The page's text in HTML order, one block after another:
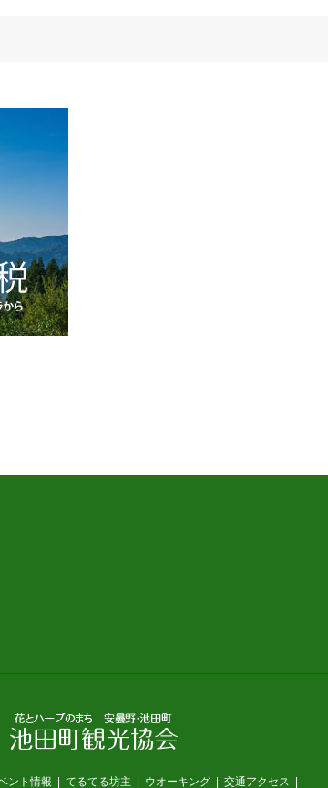
ント情報 てるてる坊主 ウオーキング 交通アクセス